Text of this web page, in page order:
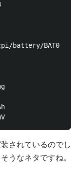
battery/BAT0
されているのでし
うなネタですね。